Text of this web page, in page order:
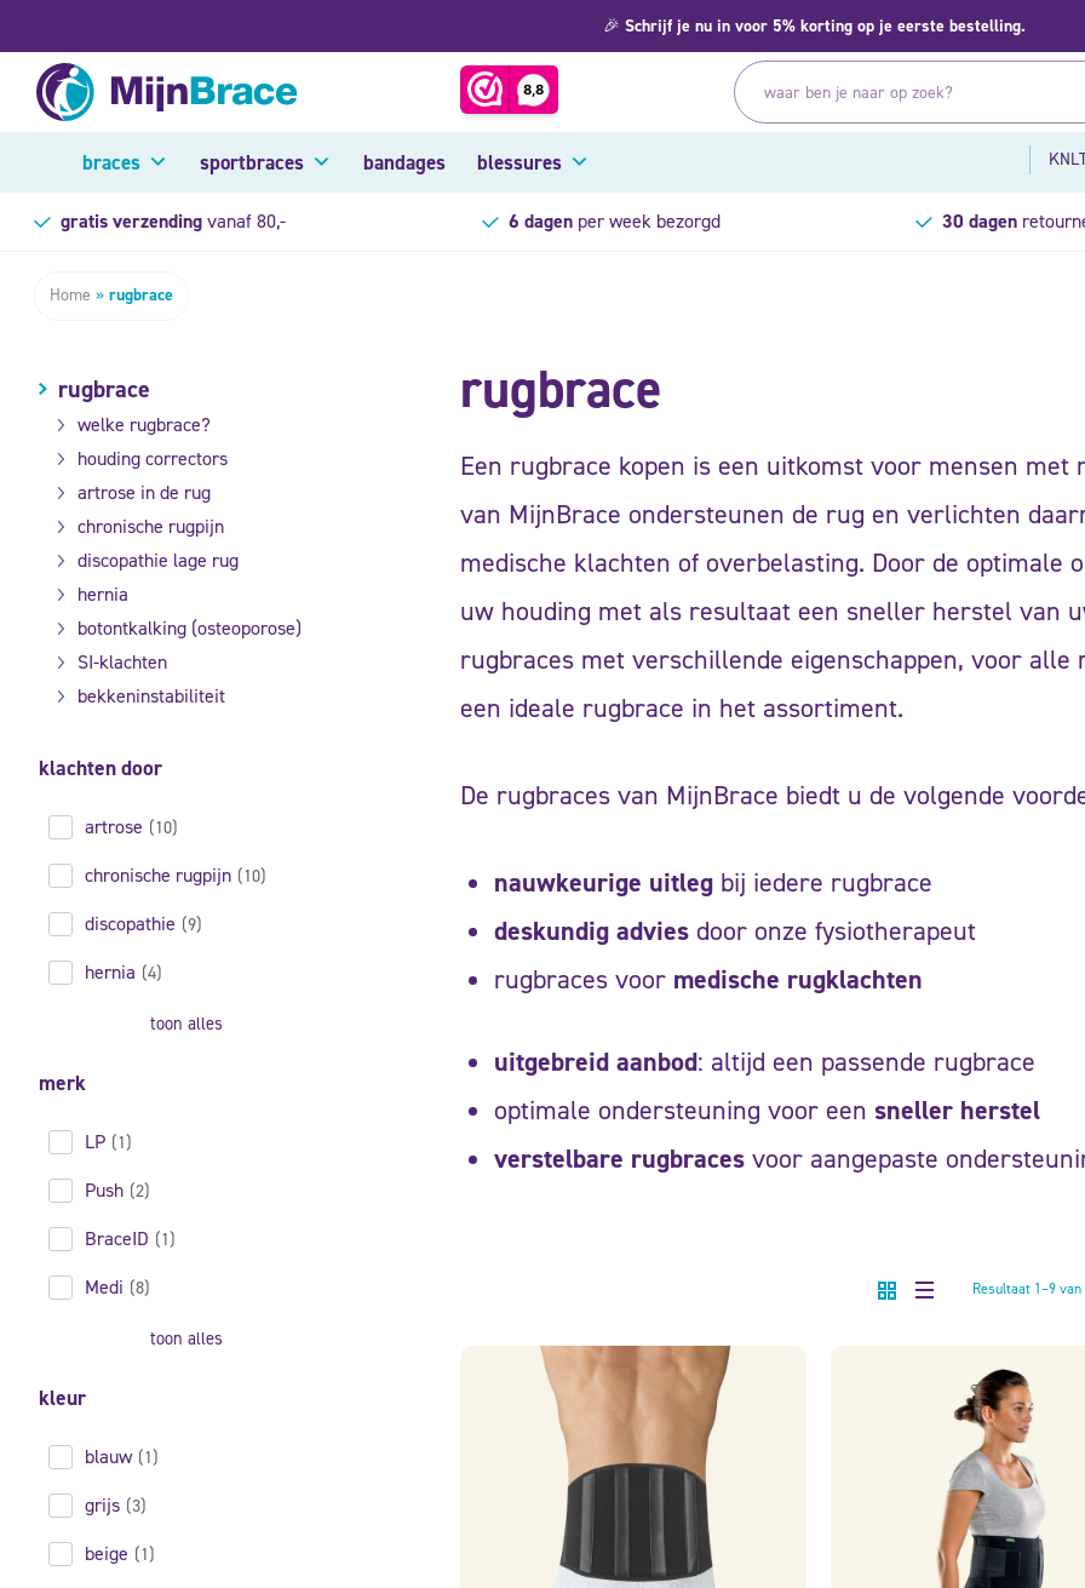
🎉 Schrijf je nu in voor 5% korting op je eerste bestelling.
braces sportbraces bandages blessures
gratis verzendingvanaf 80,- 6 dagenper week bezorgd 30 dagen
Home » rugbrace
rugbrace
Een rugbrace kopen is een uitkomst voor mensen met
van MijnBrace ondersteunen de rug en verlichten
medische klachten of overbelasting. Door de optimale
uw houding met als resultaat een sneller herstel van
rugbraces met verschillende eigenschappen, voor
een ideale rugbrace in het assortiment.
De rugbraces van MijnBrace biedt u de volgende
nauwkeurige uitleg bij iedere rugbrace
deskundig advies door onze fysiotherapeut
rugbraces voor medische rugklachten
uitgebreid aanbod: altijd een passende rugbrace
optimale ondersteuning voor een sneller herstel
verstelbare rugbraces voor aangepaste
Resultaat 1–9
rugbrace
welke rugbrace?
houding correctors
artrose in de rug
chronische rugpijn
discopathie lage rug
hernia
botontkalking (osteoporose)
SI-klachten
bekkeninstabiliteit
klachten door
artrose (10)
chronische rugpijn (10)
discopathie (9)
hernia (4)
toon alles
merk
LP (1)
Push (2)
BraceID (1)
Medi (8)
toon alles
kleur
blauw (1)
grijs (3)
beige (1)